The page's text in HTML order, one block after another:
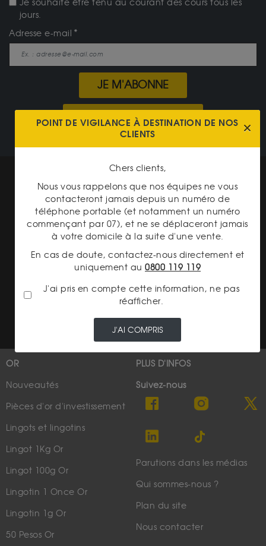
Je souhaite être tenu au courant des cours tous les
jours.
Adresse e-mail
JE M'ABONNE
NOTRE CATALOGUE
Mentions légales
CGV Gardienor
Cookies
Charte données personnelles
Conditions générales de vente
Conditions générales d'utilisation
OR
Nouveautés
Pièces d'or d'investissement
Lingots et lingotins
Lingot 1Kg Or
Lingot 100g Or
Lingotin 1 Once Or
Lingotin 1g Or
50 Pesos Or
PLUS D'INFOS
Suivez-nous
Parutions dans les médias
Qui sommes-nous ?
Plan du site
Nous contacter
POINT DE VIGILANCE À DESTINATION DE NOS
CLIENTS
Chers clients,
Nous vous rappelons que nos équipes ne vous
contacteront jamais depuis un numéro de
téléphone portable (et notamment un numéro
commençant par 07), et ne se déplaceront jamais
à votre domicile à la suite d'une vente.
En cas de doute, contactez-nous directement et
uniquement au 0800 119 119
J'ai pris en compte cette information, ne pas
réafficher.
J'AI COMPRIS